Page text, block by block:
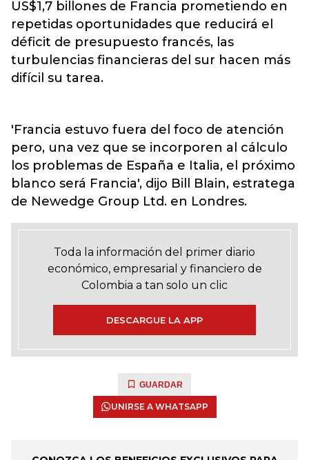
US$1,7 billones de Francia prometiendo en
repetidas oportunidades que reducirá el
déficit de presupuesto francés, las
turbulencias financieras del sur hacen más
difícil su tarea.
'Francia estuvo fuera del foco de atención
pero, una vez que se incorporen al cálculo
los problemas de España e Italia, el próximo
blanco será Francia', dijo Bill Blain, estratega
de Newedge Group Ltd. en Londres.
Toda la información del primer diario
económico, empresarial y financiero de
Colombia a tan solo un clic
DESCARGUE LA APP
GUARDAR
UNIRSE A WHATSAPP